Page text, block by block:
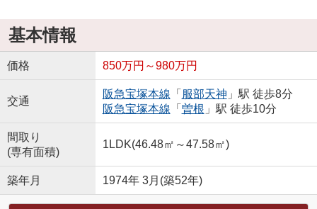
基本情報
価格 850万円～980万円
交通
阪急宝塚本線 「 服部天神 」駅 徒歩8分
阪急宝塚本線 「 曽根 」駅 徒歩10分
間取り
(専有面積)
1LDK(46.48㎡～47.58㎡)
築年月 1974年 3月(築52年)